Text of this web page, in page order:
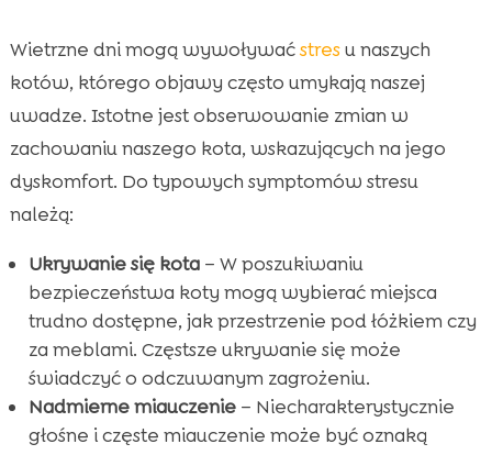
Wietrzne dni mogą wywoływaćstresu naszych
kotów, którego objawy często umykają naszej
uwadze. Istotne jest obserwowanie zmian w
zachowaniu naszego kota, wskazujących na jego
dyskomfort. Do typowych symptomów stresu
należą:
Ukrywanie się kota– W poszukiwaniu
bezpieczeństwa koty mogą wybierać miejsca
trudno dostępne, jak przestrzenie pod łóżkiem czy
za meblami. Częstsze ukrywanie się może
świadczyć o odczuwanym zagrożeniu.
Nadmierne miauczenie– Niecharakterystycznie
głośne i częste miauczenie może być oznaką